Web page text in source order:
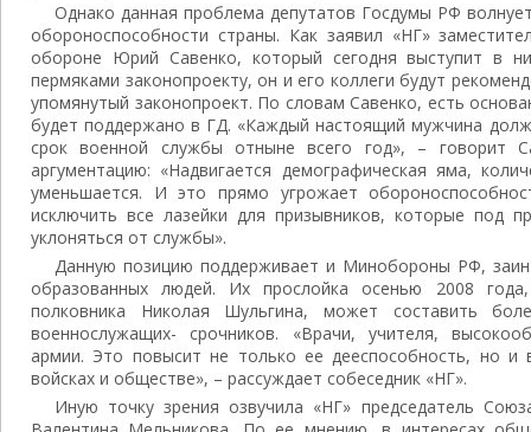
Однако данная проблема депутатов Госдумы РФ
обороноспособности страны. Как заявил «НГ»
обороне Юрий Савенко, который сегодня выступит в
пермяками законопроекту, он и его коллеги будут
упомянутый законопроект. По словам Савенко, есть
будет поддержано в ГД. «Каждый настоящий мужчина
срок военной службы отныне всего год», – говорит
аргументацию: «Надвигается демографическая яма,
уменьшается. И это прямо угрожает
исключить все лазейки для призывников, которые под
уклоняться от службы».
Данную позицию поддерживает и Минобороны РФ,
образованных людей. Их прослойка осенью 2008
полковника Николая Шульгина, может составить
военнослужащих- срочников. «Врачи, учителя,
армии. Это повысит не только ее дееспособность, но
войсках и обществе», – рассуждает собеседник «НГ».
Иную точку зрения озвучила «НГ» председатель